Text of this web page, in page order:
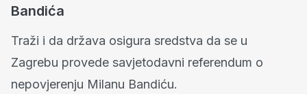
Bandića
Traži i da država osigura sredstva da se u
Zagrebu provede savjetodavni referendum o
nepovjerenju Milanu Bandiću.